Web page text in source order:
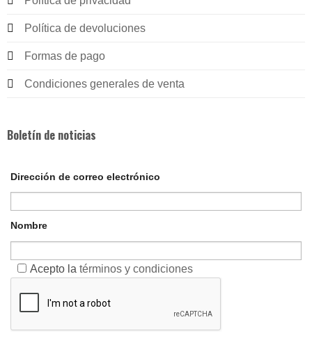
Política de devoluciones
Formas de pago
Condiciones generales de venta
Boletín de noticias
Dirección de correo electrónico
Nombre
Acepto la términos y condiciones